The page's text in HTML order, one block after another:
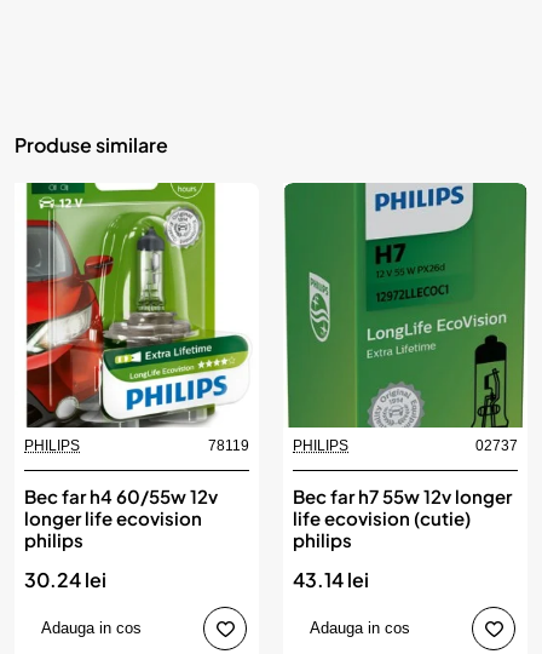
Produse similare
PHILIPS 78119
Bec far h4 60/55w 12v
longer life ecovision
philips
30.24 lei
Adauga in cos
PHILIPS 02737
Bec far h7 55w 12v longer
life ecovision (cutie)
philips
43.14 lei
Adauga in cos